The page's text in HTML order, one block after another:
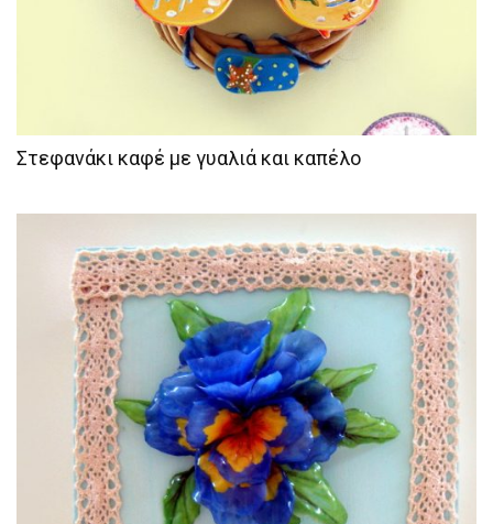
Στεφανάκι καφέ με γυαλιά και καπέλο